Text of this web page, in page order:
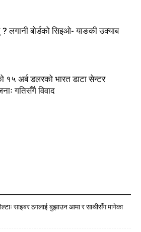
लगानी बोर्डको सिइओ- याङकी उक्याब
१५ अर्ब डलरको भारत डाटा सेन्टर
गतिसँगै विवाद
साइबर ठगलाई बुझाउन आमा र साथीसँग मागेका